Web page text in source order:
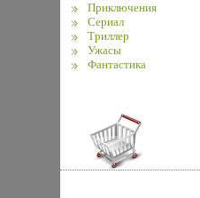
Приключения
Сериал
Триллер
Ужасы
Фантастика